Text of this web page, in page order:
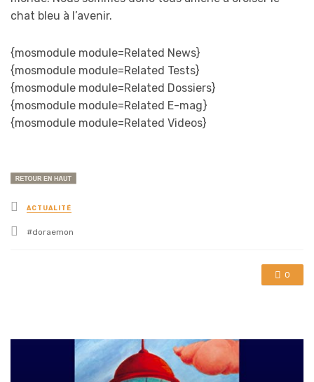
chat bleu à l’avenir.
{mosmodule module=Related News}
{mosmodule module=Related Tests}
{mosmodule module=Related Dossiers}
{mosmodule module=Related E-mag}
{mosmodule module=Related Videos}
Posted
in
ACTUALITÉ
Tagged
doraemon
0